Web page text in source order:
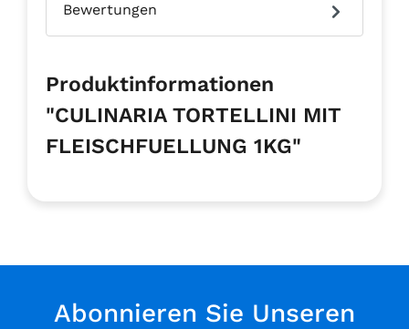
Bewertungen
Produktinformationen
"CULINARIA TORTELLINI MIT
FLEISCHFUELLUNG 1KG"
Abonnieren Sie Unseren